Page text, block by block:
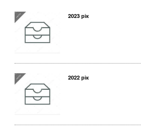
2023 рік
2022 рік